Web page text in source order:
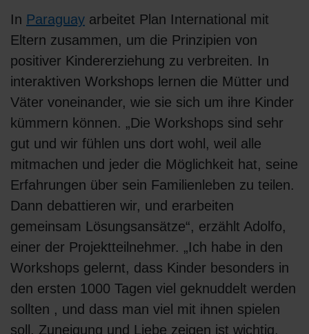
In Paraguay arbeitet Plan International mit
Eltern zusammen, um die Prinzipien von
positiver Kindererziehung zu verbreiten. In
interaktiven Workshops lernen die Mütter und
Väter voneinander, wie sie sich um ihre Kinder
kümmern können. „Die Workshops sind sehr
gut und wir fühlen uns dort wohl, weil alle
mitmachen und jeder die Möglichkeit hat, seine
Erfahrungen über sein Familienleben zu teilen.
Dann debattieren wir, und erarbeiten
gemeinsam Lösungsansätze“, erzählt Adolfo,
einer der Projektteilnehmer. „Ich habe in den
Workshops gelernt, dass Kinder besonders in
den ersten 1000 Tagen viel geknuddelt werden
sollten , und dass man viel mit ihnen spielen
soll. Zuneigung und Liebe zeigen ist wichtig,